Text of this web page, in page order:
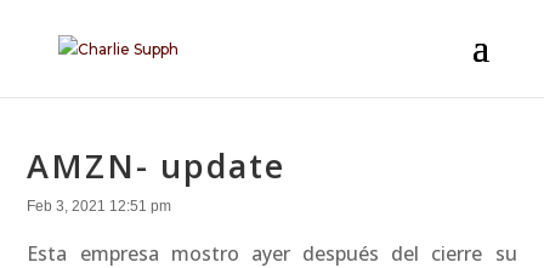
AMZN- update
Feb 3, 2021 12:51 pm
Esta empresa mostro ayer después del cierre su